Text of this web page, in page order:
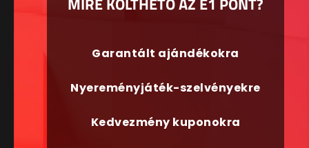
Garantált ajándékokra
Nyereményjáték-szelvényekre
Kedvezmény kuponokra